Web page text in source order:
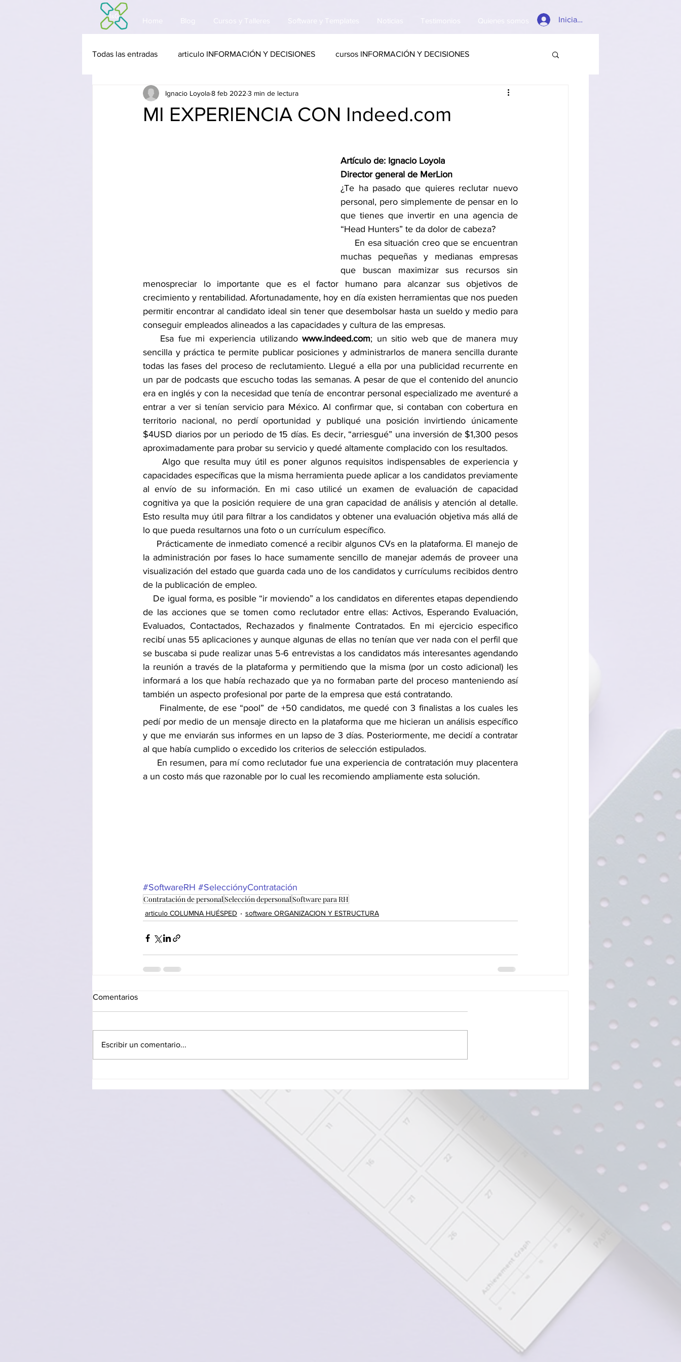
Home Blog Cursos y Talleres Software y Templates Testimonios Iniciar sesión
Todas las entradas articulo INFORMACIÓN Y DECISIONES cursos INFORMACIÓN Y DECISIONES
software INFORMACIÓN Y DECISIONES articulo ORGANIZACION Y ESTRUCTURA
cursos INNOVACIÓN Y TECNOLOGÍA
articulo PERMANENCIA Y CRECIMIENTO
software PERMANENCIA Y CRECIMIENTO
articulo COLUMNA HUÉSPED cursos COLUMNA HUÉSPED software COLUMNA HUÉSPED Noticias
MI EXPERIENCIA CON Indeed.com
Ignacio Loyola8 feb 2022 3 min de lectura
Artículo de: Ignacio Loyola
Director general de MerLion
¿Te ha pasado que quieres reclutar nuevo
personal, pero simplemente de pensar en lo
que tienes que invertir en una agencia de
“Head Hunters” te da dolor de cabeza?
muchas pequeñas y medianas empresas
que buscan maximizar sus recursos sin
menospreciar lo importante que es el factor humano para alcanzar sus objetivos de
crecimiento y rentabilidad. Afortunadamente, hoy en día existen herramientas que nos pueden
permitir encontrar al candidato ideal sin tener que desembolsar hasta un sueldo y medio para
conseguir empleados alineados a las capacidades y cultura de las empresas.
    Esa fue mi experiencia utilizando
www.indeed.com; un sitio web que de manera muy
sencilla y práctica te permite publicar posiciones y administrarlos de manera sencilla durante
todas las fases del proceso de reclutamiento. Llegué a ella por una publicidad recurrente en
un par de podcasts que escucho todas las semanas. A pesar de que el contenido del anuncio
era en inglés y con la necesidad que tenía de encontrar personal especializado me aventuré a
entrar a ver si tenían servicio para México. Al confirmar que, si contaban con cobertura en
territorio nacional, no perdí oportunidad y publiqué una posición invirtiendo únicamente
$4USD diarios por un periodo de 15 días. Es decir, “arriesgué” una inversión de $1,300 pesos
aproximadamente para probar su servicio y quedé altamente complacido con los resultados.
     Algo que resulta muy útil es poner algunos requisitos indispensables de experiencia y
capacidades específicas que la misma herramienta puede aplicar a los candidatos previamente
al envío de su información. En mi caso utilicé un examen de evaluación de capacidad
cognitiva ya que la posición requiere de una gran capacidad de análisis y atención al detalle.
Esto resulta muy útil para filtrar a los candidatos y obtener una evaluación objetiva más allá de
lo que pueda resultarnos una foto o un currículum específico.
la administración por fases lo hace sumamente sencillo de manejar además de proveer una
visualización del estado que guarda cada uno de los candidatos y currículums recibidos dentro
de la publicación de empleo.
de las acciones que se tomen como reclutador entre ellas: Activos, Esperando Evaluación,
Evaluados, Contactados, Rechazados y finalmente Contratados. En mi ejercicio especifico
recibí unas 55 aplicaciones y aunque algunas de ellas no tenían que ver nada con el perfil que
se buscaba si pude realizar unas 5-6 entrevistas a los candidatos más interesantes agendando
la reunión a través de la plataforma y permitiendo que la misma (por un costo adicional) les
informará a los que había rechazado que ya no formaban parte del proceso manteniendo así
también un aspecto profesional por parte de la empresa que está contratando.
pedí por medio de un mensaje directo en la plataforma que me hicieran un análisis específico
y que me enviarán sus informes en un lapso de 3 días. Posteriormente, me decidí a contratar
al que había cumplido o excedido los criterios de selección estipulados.
a un costo más que razonable por lo cual les recomiendo ampliamente esta solución.
#SoftwareRH #SelecciónyContratación
Contratación de personalSelección depersonalSoftware para RH
articulo COLUMNA HUÉSPED software ORGANIZACION Y ESTRUCTURA
Comentarios
Escribir un comentario...